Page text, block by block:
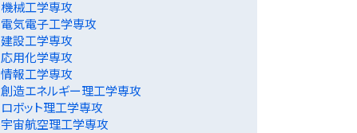
機械工学専攻
電気電子工学専攻
建設工学専攻
応用化学専攻
情報工学専攻
創造エネルギー理工学専攻
ロボット理工学専攻
宇宙航空理工学専攻